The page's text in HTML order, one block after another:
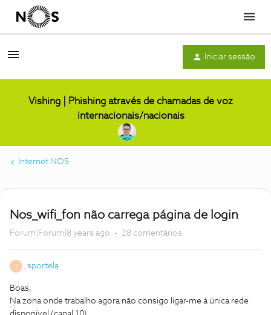
Menu
Iniciar sessão
Vishing | Phishing através de chamadas de voz
internacionais/nacionais
Internet NOS
Nos_wifi_fon não carrega página de login
Forum|Forum|8 years ago 28 comentários
S sportela
Boas,
Na zona onde trabalho agora não consigo ligar-me á única rede